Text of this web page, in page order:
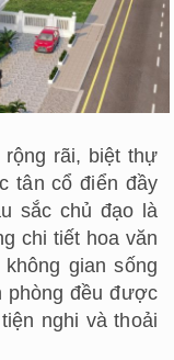
rãi, biệt thự
tân cổ điển đầy
sắc chủ đạo là
chi tiết hoa văn
gian sống
phòng đều được
nghi và thoải